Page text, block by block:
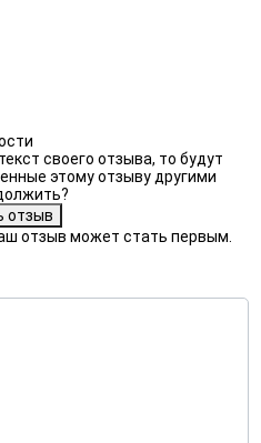
своего отзыва, то будут
этому отзыву другими
отзыв может стать первым.